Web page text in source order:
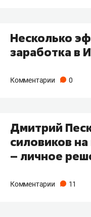
Несколько
заработка в
Комментарии 0
Дмитрий
силовиков
– личное
Комментарии 11